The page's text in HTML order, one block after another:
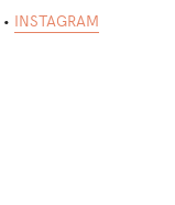
• INSTAGRAM